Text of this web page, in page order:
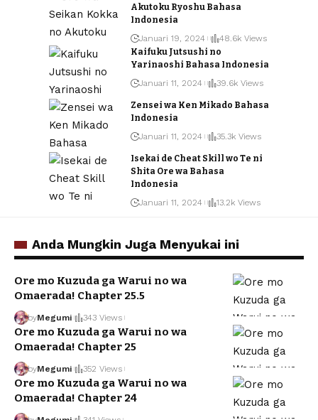
Akutoku Ryoshu Bahasa
Indonesia
Januari 19, 2024
48.6k Views
Kaifuku Jutsushi no
Yarinaoshi Bahasa Indonesia
Januari 11, 2024
39.6k Views
Zensei wa Ken Mikado Bahasa
Indonesia
Januari 11, 2024
35.3k Views
Isekai de Cheat Skill wo Te ni
Shita Ore wa Bahasa
Indonesia
Januari 11, 2024
13.2k Views
Anda Mungkin Juga Menyukai ini
Ore mo Kuzuda ga Warui no wa
Omaerada! Chapter 25.5
byMegumi 343 Views
Ore mo Kuzuda ga Warui no wa
Omaerada! Chapter 25
byMegumi 352 Views
Ore mo Kuzuda ga Warui no wa
Omaerada! Chapter 24